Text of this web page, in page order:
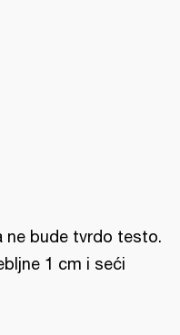
ne bude tvrdo testo.
1 cm i seći